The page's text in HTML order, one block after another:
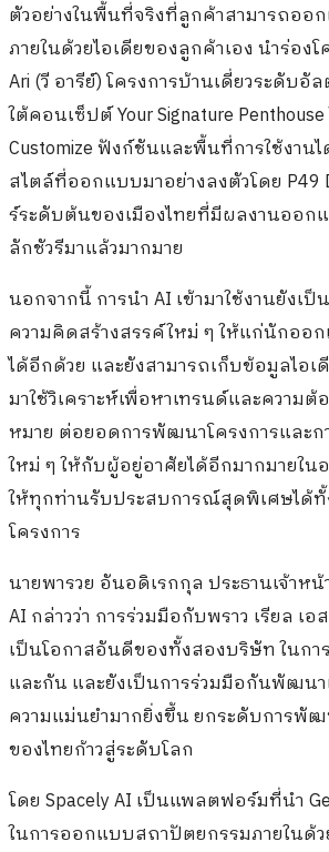
ตัวอย่างในพื้นที่จริงที่ลูกค้าสามารถอ
ภายในด้วยไอเดียของลูกค้าเอง นำร่อง
Ari (วี อารีย์) โครงการบ้านเดี่ยวระดับอั
ใต้คอนเซ็ปต์ Your Signature
Customize ฟังก์ชันและพื้นที่การใช้งาน
สไตล์ที่ออกแบบมาอย่างลงตัวโดย P49
ร์ระดับต้นของเมืองไทยที่มีผลงานออก
ลักชัวรีมาแล้วมากมาย
นอกจากนี้ การนำ AI เข้ามาใช้งานยังเ
ความคิดสร้างสรรค์ใหม่ ๆ ให้แก่นักออ
ได้อีกด้วย และยังสามารถเก็บข้อมูลไอเ
มาใช้วิเคราะห์เพื่อหาเทรนด์และความต้
หมาย ต่อยอดการพัฒนาโครงการและ
ใหม่ ๆ ให้กับผู้อยู่อาศัยได้อีกมากมายใ
ให้ทุกท่านรับประสบการณ์สุดพิเศษได้ทั้
โครงการ
นายพารวย อันอดิเรกกุล ประธานเจ้าห
AI กล่าวว่า การร่วมมือกับพราว เรียล เ
เป็นโอกาสอันดีของทั้งสองบริษัท ในก
และกัน และยังเป็นการร่วมมือกันพัฒนา
ความแม่นยำมากยิ่งขึ้น ยกระดับการพั
ของไทยก้าวสู่ระดับโลก
โดย Spacely AI เป็นแพลตฟอร์มที่นำ
ในการออกแบบสถาปัตยกรรมภายในด้ว